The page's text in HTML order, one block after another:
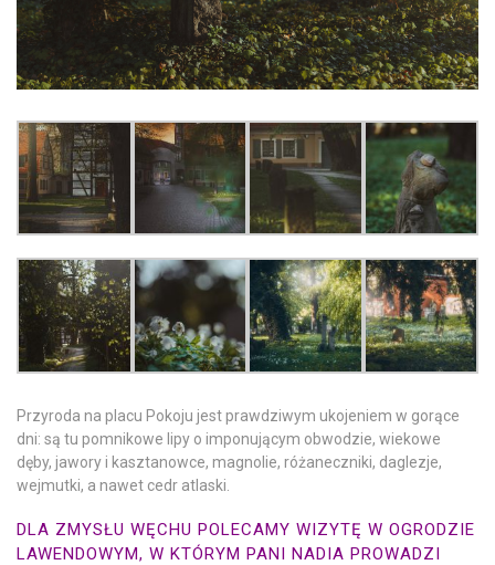
Przyroda na placu Pokoju jest prawdziwym ukojeniem w gorące
dni: są tu pomnikowe lipy o imponującym obwodzie, wiekowe
dęby, jawory i kasztanowce, magnolie, różaneczniki, daglezje,
wejmutki, a nawet cedr atlaski.
DLA ZMYSŁU WĘCHU POLECAMY WIZYTĘ W OGRODZIE
LAWENDOWYM, W KTÓRYM PANI NADIA PROWADZI